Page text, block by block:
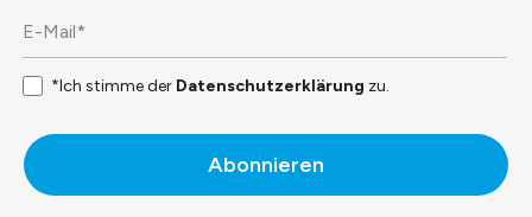
*Ich stimme der Datenschutzerklärung zu.
Abonnieren